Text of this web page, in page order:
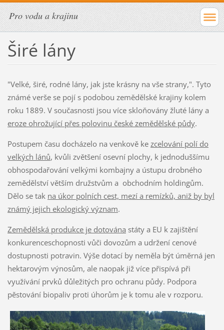
Pro vodu a krajinu
Širé lány
"Velké, širé, rodné lány, jak jste krásny na vše strany,". Tyto
známé verše se pojí s podobou zemědělské krajiny kolem
roku 1889. V současnosti jsou více skloňovány žluté lány a
eroze ohrožující přes polovinu české zemědělské půdy.
Postupem času docházelo na venkově ke zcelování polí do
velkých lánů, kvůli zvětšení osevní plochy, k jednoduššímu
obhospodařování velkými kombajny a ústupu drobného
zemědělství větším družstvům a obchodním holdingům.
Dělo se tak na úkor polních cest, mezí a remízků, aniž by byl
známý jejich ekologický význam.
Zemědělská produkce je dotována státy a EU k zajištění
konkurenceschopnosti vůči dovozům a udržení cenové
dostupnosti potravin. Výše dotací by neměla být úměrná jen
hektarovým výnosům, ale naopak již více přispívá při
využívání prvků důležitých pro ochranu půdy. Podpora
pěstování biopaliv proti úhorům je k tomu ale v rozporu.